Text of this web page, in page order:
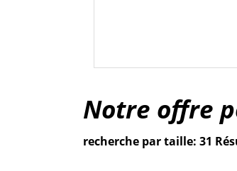
Notre offre
recherche par taille: 31